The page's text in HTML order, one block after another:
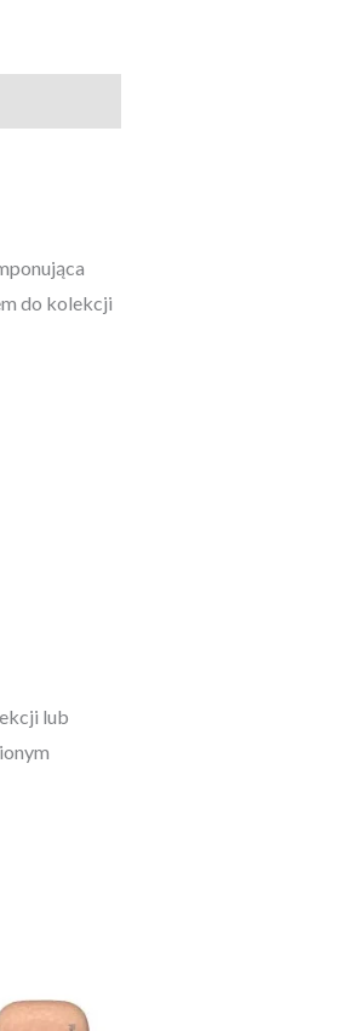
do kolekcji
lub
163,49 zł.